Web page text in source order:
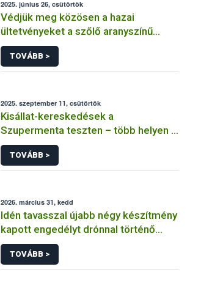
2025. június 26, csütörtök
Védjük meg közösen a hazai
ültetvényeket a szőlő aranyszínű
sárgaság betegség ellen
TOVÁBB >
2025. szeptember 11, csütörtök
Kisállat-kereskedések a
Szupermenta teszten – több helyen is
találtak problémát
TOVÁBB >
2026. március 31, kedd
Idén tavasszal újabb négy készítmény
kapott engedélyt drónnal történő
kijuttatásra
TOVÁBB >